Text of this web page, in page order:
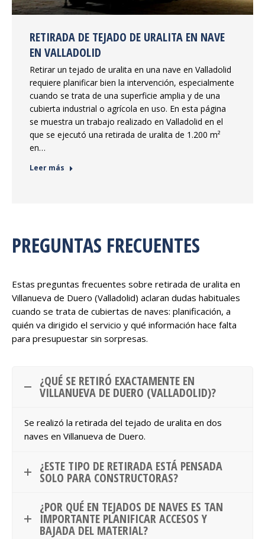
RETIRADA DE TEJADO DE URALITA EN NAVE
EN VALLADOLID
Retirar un tejado de uralita en una nave en Valladolid
requiere planificar bien la intervención, especialmente
cuando se trata de una superficie amplia y de una
cubierta industrial o agrícola en uso. En esta página
se muestra un trabajo realizado en Valladolid en el
que se ejecutó una retirada de uralita de 1.200 m²
en…
Leer más
PREGUNTAS FRECUENTES
Estas preguntas frecuentes sobre retirada de uralita en
Villanueva de Duero (Valladolid) aclaran dudas habituales
cuando se trata de cubiertas de naves: planificación, a
quién va dirigido el servicio y qué información hace falta
para presupuestar sin sorpresas.
¿QUÉ SE RETIRÓ EXACTAMENTE EN
VILLANUEVA DE DUERO (VALLADOLID)?
Se realizó la retirada del tejado de uralita en dos
naves en Villanueva de Duero.
¿ESTE TIPO DE RETIRADA ESTÁ PENSADA
SOLO PARA CONSTRUCTORAS?
¿POR QUÉ EN TEJADOS DE NAVES ES TAN
IMPORTANTE PLANIFICAR ACCESOS Y
BAJADA DEL MATERIAL?